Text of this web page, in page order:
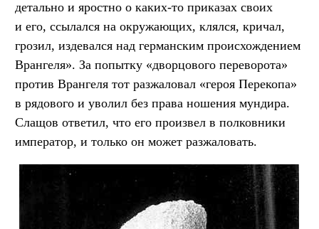
детально и яростно о каких-то приказах своих
и его, ссылался на окружающих, клялся, кричал,
грозил, издевался над германским происхождением
Врангеля». За попытку «дворцового переворота»
против Врангеля тот разжаловал «героя Перекопа»
в рядового и уволил без права ношения мундира.
Слащов ответил, что его произвел в полковники
император, и только он может разжаловать.